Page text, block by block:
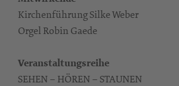
Kirchenführung Silke Weber
Orgel Robin Gaede
Veranstaltungsreihe
SEHEN – HÖREN – STAUNEN